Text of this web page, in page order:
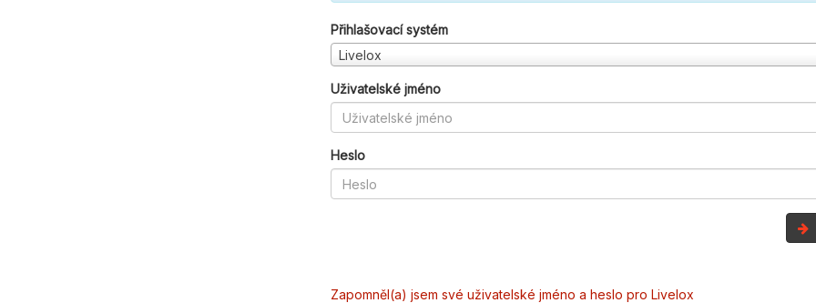
Přihlašovací systém
Livelox
Uživatelské jméno
Heslo
Zapomněl(a) jsem své uživatelské jméno a heslo pro Livelox